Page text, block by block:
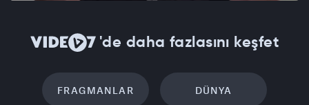
'de daha fazlasını keşfet
FRAGMANLAR DÜNYA